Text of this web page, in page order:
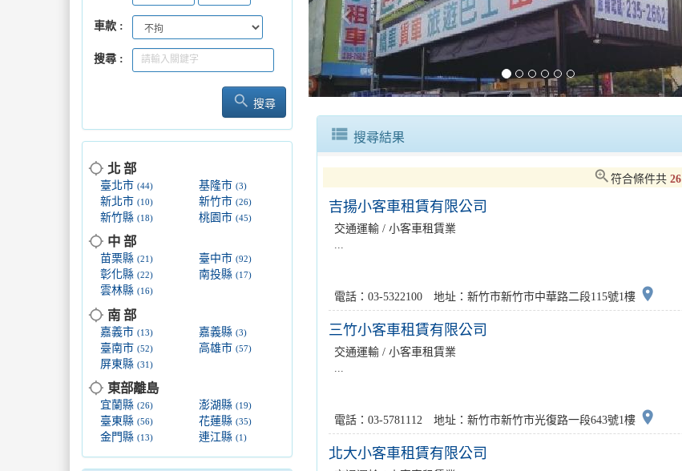
車款
搜尋
search 搜尋
location_searching 北 部
臺北市 (44) 基隆市(3)
新北市 (10) 新竹市(26)
新竹縣 (18) 桃園市(45)
location_searching 中 部
苗栗縣 (21) 臺中市(92)
彰化縣 (22) 南投縣(17)
雲林縣 (16)
location_searching 南 部
嘉義市 (13) 嘉義縣(3)
臺南市 (52) 高雄市(57)
屏東縣 (31)
location_searching 東部離島
宜蘭縣 (26) 澎湖縣(19)
臺東縣 (56) 花蓮縣(35)
金門縣 (13) 連江縣(1)
澎湖港設立機車租車專區，協助縣府順暢馬公交通
春節返家賞遊與東部限定加碼優惠報你知～
元旦連假～選搭公共運輸優惠熊好康！
2022世界地球日 零碳交通綠運輸 QR支付樂暢遊
春節返家賞遊與東部限定加碼優惠報你知～
keyboard_arrow_left
view_list 搜尋結果
zoom_in符合條件共26
吉揚小客車租賃有限公司
交通運輸 / 小客車租賃業
...
電話：03-5322100 地址：新竹市新竹市中華路二段115號1樓 place
三竹小客車租賃有限公司
交通運輸 / 小客車租賃業
電話：03-5781112 地址：新竹市新竹市光復路一段643號1樓 place
北大小客車租賃有限公司